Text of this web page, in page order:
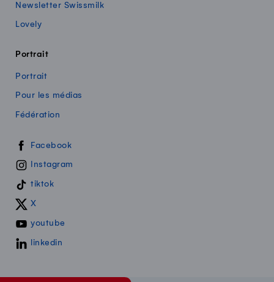
Newsletter Swissmilk
Lovely
Portrait
Portrait
Pour les médias
Fédération
Swissmilk sur les réseaux sociaux
Facebook
Instagram
tiktok
X
youtube
linkedin